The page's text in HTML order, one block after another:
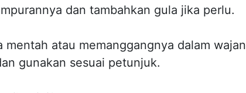
dan tambahkan gula jika perlu.
mentah atau memanggangnya dalam wajan
gunakan sesuai petunjuk.